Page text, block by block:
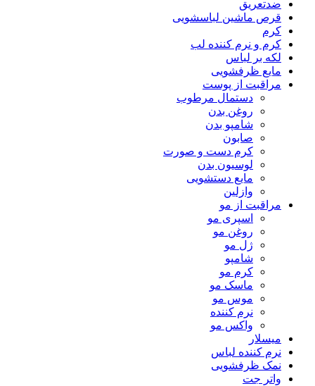
ضدتعریق
قرص ماشین لباسشویی
کرم
کرم و نرم کننده لب
لکه بر لباس
مایع ظرفشویی
مراقبت از پوست
دستمال مرطوب
روغن بدن
شامپو بدن
صابون
کرم دست و صورت
لوسیون بدن
مایع دستشویی
وازلین
مراقبت از مو
اسپری مو
روغن مو
ژل مو
شامپو
کرم مو
ماسک مو
موس مو
نرم کننده
واکس مو
میسلار
نرم کننده لباس
نمک ظرفشویی
واتر جت